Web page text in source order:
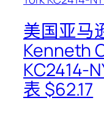
美国亚马
Kenneth
KC2414-
表 $62.17